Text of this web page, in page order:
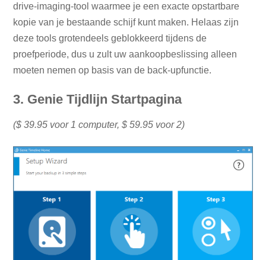
drive-imaging-tool waarmee je een exacte opstartbare
kopie van je bestaande schijf kunt maken. Helaas zijn
deze tools grotendeels geblokkeerd tijdens de
proefperiode, dus u zult uw aankoopbeslissing alleen
moeten nemen op basis van de back-upfunctie.
3. Genie Tijdlijn Startpagina
($ 39.95 voor 1 computer, $ 59.95 voor 2)